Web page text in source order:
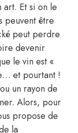
art. Et si on le
peuvent être
peut perdre
devenir
le vin est «
et pourtant !
ou un rayon de
Alors, pour
propose de
la